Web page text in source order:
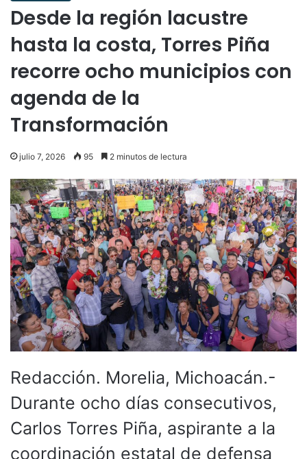
Desde la región lacustre
hasta la costa, Torres Piña
recorre ocho municipios con
agenda de la
Transformación
julio 7, 2026 95 2 minutos de lectura
Redacción. Morelia, Michoacán.-
Durante ocho días consecutivos,
Carlos Torres Piña, aspirante a la
coordinación estatal de defensa